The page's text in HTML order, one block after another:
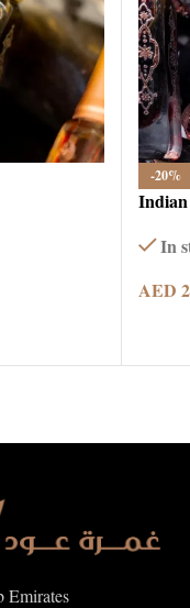
-20%
In
AED
Emirates